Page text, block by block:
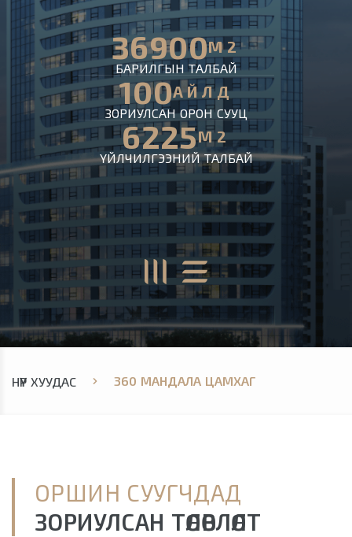
36900M2
БАРИЛГЫН ТАЛБАЙ
100АЙЛД
ЗОРИУЛСАН ОРОН СУУЦ
6225M2
ҮЙЛЧИЛГЭЭНИЙ ТАЛБАЙ
НҮҮР ХУУДАС 360 МАНДАЛА ЦАМХАГ
ОРШИН СУУГЧДАД
ЗОРИУЛСАН ТӨЛӨВЛӨЛТ